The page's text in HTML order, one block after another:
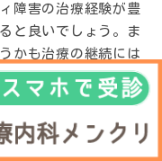
障害の治療経験が豊
と良いでしょう。ま
かも治療の継続には